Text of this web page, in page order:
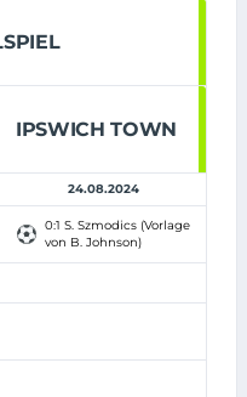
IPSWICH TOWN
24.08.2024
0:1 S. Szmodics (Vorlage
von B. Johnson)